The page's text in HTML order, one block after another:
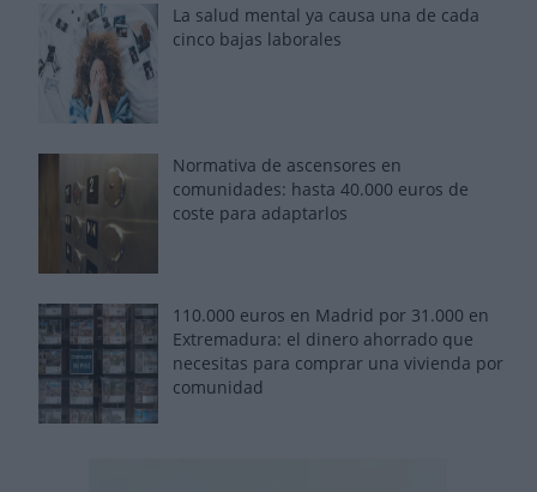
La salud mental ya causa una de cada
cinco bajas laborales
Normativa de ascensores en
comunidades: hasta 40.000 euros de
coste para adaptarlos
110.000 euros en Madrid por 31.000 en
Extremadura: el dinero ahorrado que
necesitas para comprar una vivienda por
comunidad